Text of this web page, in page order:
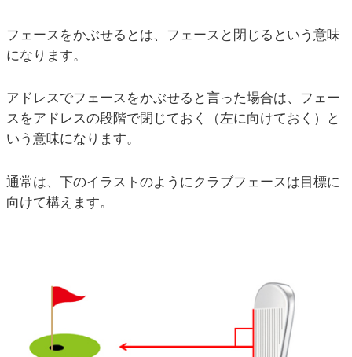
フェースをかぶせるとは、フェースと閉じるという意味
になります。
アドレスでフェースをかぶせると言った場合は、フェー
スをアドレスの段階で閉じておく（左に向けておく）と
いう意味になります。
通常は、下のイラストのようにクラブフェースは目標に
向けて構えます。